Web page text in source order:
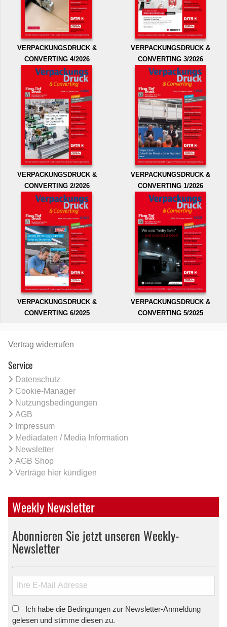
VERPACKUNGSDRUCK &
CONVERTING 4/2026
VERPACKUNGSDRUCK &
CONVERTING 3/2026
VERPACKUNGSDRUCK &
CONVERTING 2/2026
VERPACKUNGSDRUCK &
CONVERTING 1/2026
VERPACKUNGSDRUCK &
CONVERTING 6/2025
VERPACKUNGSDRUCK &
CONVERTING 5/2025
Vertrag widerrufen
Service
Datenschutz
Cookie-Manager
Nutzungsbedingungen
AGB
Impressum
Mediadaten / Media Information
Newsletter
AGB Shop
Verträge hier kündigen
Weekly Newsletter
Abonnieren Sie jetzt unseren Weekly-
Newsletter
Ich habe die Bedingungen zur Newsletter-Anmeldung
gelesen und stimme diesen zu.